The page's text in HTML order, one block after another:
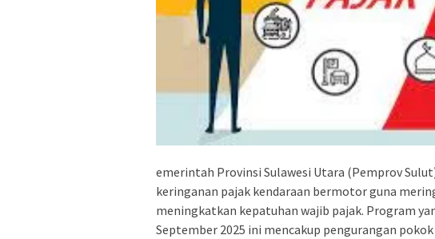
emerintah Provinsi Sulawesi Utara (Pemprov
keringanan pajak kendaraan bermotor guna
meningkatkan kepatuhan wajib pajak. Program
September 2025 ini mencakup pengurangan